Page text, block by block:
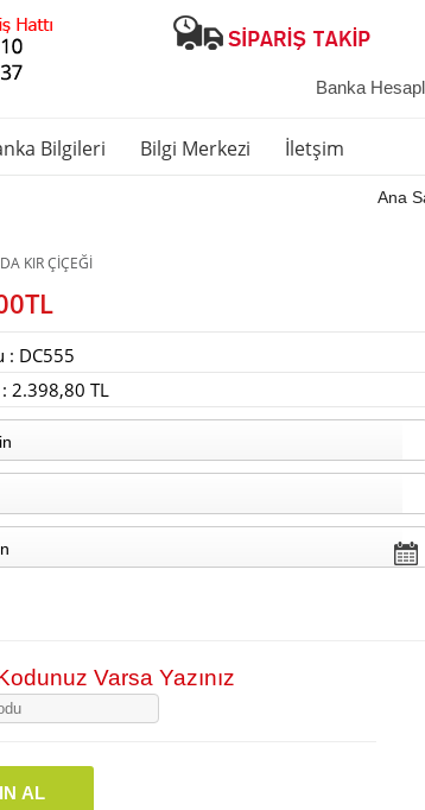
Banka
Bilgileri Bilgi Merkezi İletşim
Ana
KIR ÇİÇEĞİ
: DC555
2.398,80 TL
Varsa Yazınız
AL